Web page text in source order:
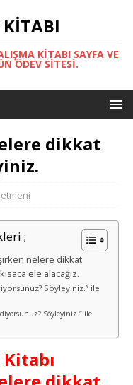
KITABI SAYFA VE
ÖDEV SITESI.
dikkat
;
nelere dikkat
ele alacağız.
Söyleyiniz.” ile
Söyleyiniz.” ile